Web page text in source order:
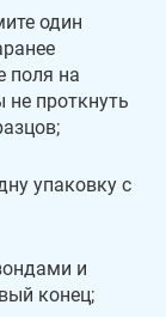
один
поля на
не проткнуть
упаковку с
и
конец;